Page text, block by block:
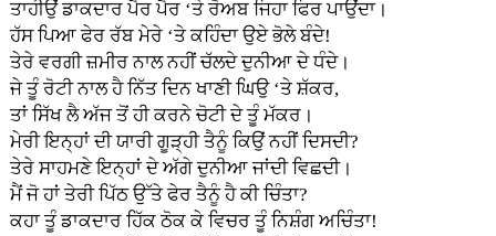
ਤਾਹੀਉਂ ਡਾਕਦਾਰ ਪੈਰ ਪੈਰ ‘ਤੇ ਰੋਅਬ ਜਿਹਾ ਫਿਰ ਪਾਉਂਦਾ।
ਹੱਸ ਪਿਆ ਫੇਰ ਰੱਬ ਮੇਰੇ ‘ਤੇ ਕਹਿੰਦਾ ਉਏ ਭੋਲੇ ਬੰਦੇ!
ਤੇਰੇ ਵਰਗੀ ਜ਼ਮੀਰ ਨਾਲ ਨਹੀਂ ਚੱਲਦੇ ਦੁਨੀਆ ਦੇ ਧੰਦੇ।
ਜੇ ਤੂੰ ਰੋਟੀ ਨਾਲ ਹੈ ਨਿੱਤ ਦਿਨ ਖਾਣੀ ਘਿਉ ‘ਤੇ ਸ਼ੱਕਰ,
ਤਾਂ ਸਿੱਖ ਲੈ ਅੱਜ ਤੋਂ ਹੀ ਕਰਨੇ ਚੋਟੀ ਦੇ ਤੂੰ ਮੱਕਰ।
ਮੇਰੀ ਇਨ੍ਹਾਂ ਦੀ ਯਾਰੀ ਗੂੜ੍ਹੀ ਤੈਨੂੰ ਕਿਉਂ ਨਹੀਂ ਦਿਸਦੀ?
ਤੇਰੇ ਸਾਹਮਣੇ ਇਨ੍ਹਾਂ ਦੇ ਅੱਗੇ ਦੁਨੀਆ ਜਾਂਦੀ ਵਿਛਦੀ।
ਮੈਂ ਜੋ ਹਾਂ ਤੇਰੀ ਪਿੱਠ ਉੱਤੇ ਫੇਰ ਤੈਨੂੰ ਹੈ ਕੀ ਚਿੰਤਾ?
ਕਹਾ ਤੂੰ ਡਾਕਦਾਰ ਹਿੱਕ ਠੋਕ ਕੇ ਵਿਚਰ ਤੂੰ ਨਿਸ਼ੰਗ ਅਚਿੰਤਾ!